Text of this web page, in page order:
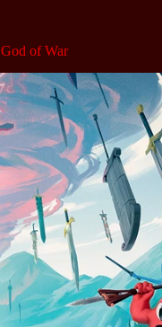
of War